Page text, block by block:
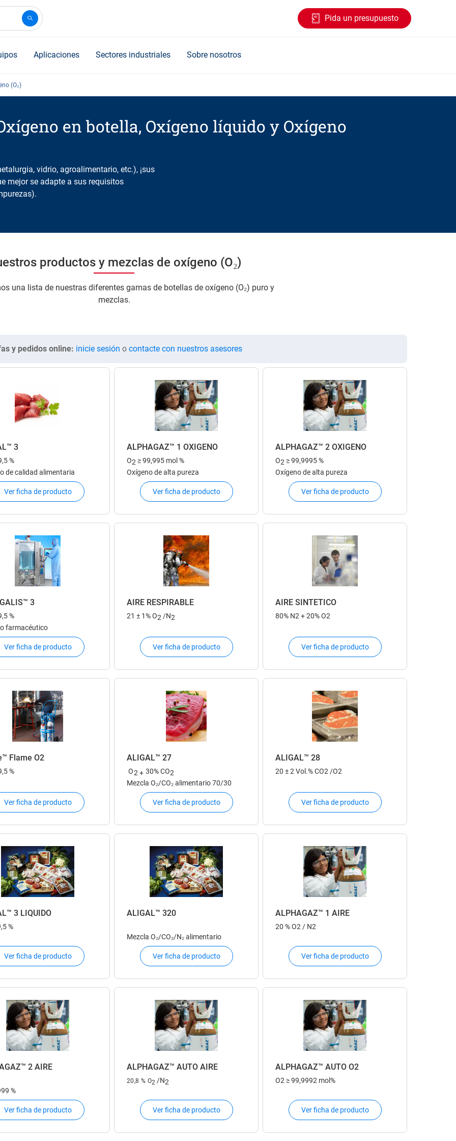
Pida un presupuesto
Aplicaciones Sectores industriales Sobre nosotros
(O₂)
en botella, Oxígeno líquido y Oxígeno
vidrio, agroalimentario, etc.), ¡sus
mejor se adapte a sus requisitos
productos y mezclas de oxígeno (O₂)
una lista de nuestras diferentes gamas de botellas de oxígeno (O₂) puro y
mezclas.
y pedidos online: inicie sesión o contacte con nuestros asesores
3
%
de calidad alimentaria
Ver ficha de producto
ALPHAGAZ™ 1 OXÍGENO
O2 ≥ 99,995 mol %
Oxígeno de alta pureza
Ver ficha de producto
ALPHAGAZ™ 2 OXÍGENO
O2 ≥ 99,9995 %
Oxígeno de alta pureza
Ver ficha de producto
3
%
farmacéutico
Ver ficha de producto
AIRE RESPIRABLE
21 ± 1% O2 /N2
Ver ficha de producto
AIRE SINTÉTICO
80% N2 + 20% O2
Ver ficha de producto
Flame O2
%
Ver ficha de producto
ALIGAL™ 27
O2 +30% CO2
Mezcla O₂/CO₂ alimentario 70/30
Ver ficha de producto
ALIGAL™ 28
20 ± 2 Vol.% CO2 /O2
Ver ficha de producto
3 LIQUIDO
%
Ver ficha de producto
ALIGAL™ 320
Mezcla O₂/CO₂/N₂ alimentario
Ver ficha de producto
ALPHAGAZ™ 1 AIRE
20 % O2 / N2
Ver ficha de producto
2 AIRE
%
Ver ficha de producto
ALPHAGAZ™ AUTO AIRE
20,8 % O2 /N2
Ver ficha de producto
ALPHAGAZ™ AUTO O2
O2 ≥ 99,9992 mol%
Ver ficha de producto